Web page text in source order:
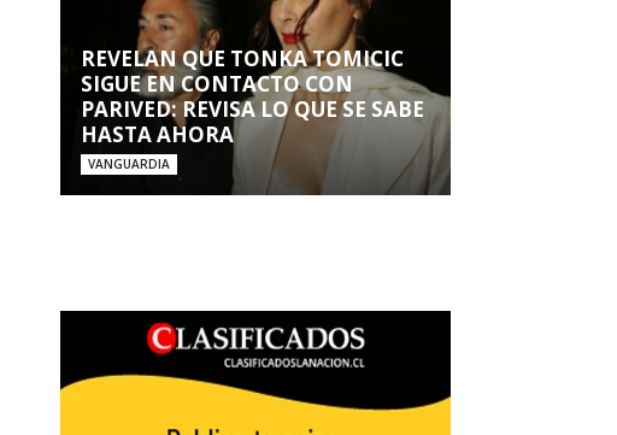
REVELAN QUE TONKA TOMICIC
SIGUE EN CONTACTO CON
PARIVED: REVISA LO QUE SE SABE
HASTA AHORA
VANGUARDIA